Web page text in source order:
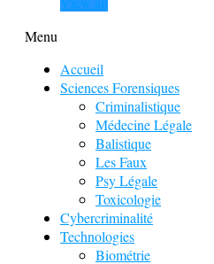
Menu
Accueil
Sciences Forensiques
Criminalistique
Médecine Légale
Balistique
Les Faux
Psy Légale
Toxicologie
Cybercriminalité
Technologies
Biométrie